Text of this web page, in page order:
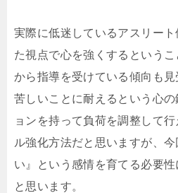
実際に低迷しているアスリー
た視点で心を強くするという
から指導を受けている傾向も見
苦しいことに耐えるという心
ョンを持って負荷を調整して
ル強化方法だと思いますが、
い』という感情を育てる必要
と思います。